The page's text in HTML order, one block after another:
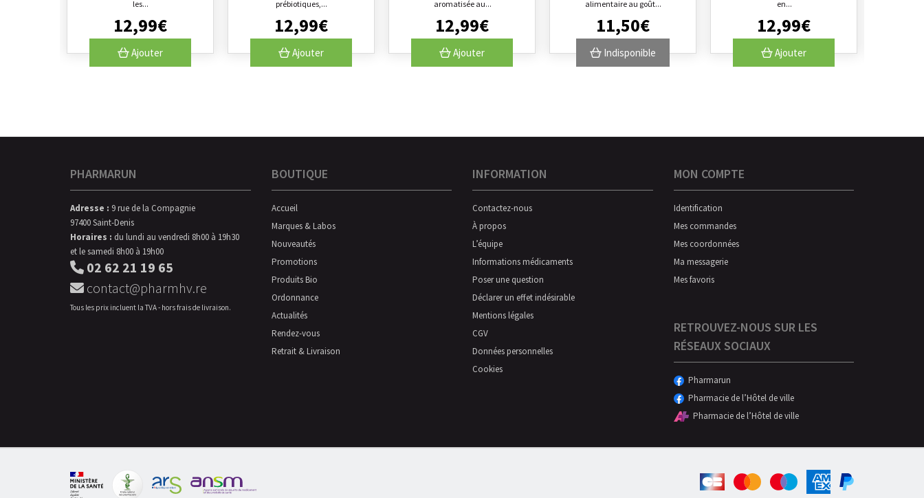
les...
12,99€
Ajouter
prébiotiques,...
12,99€
Ajouter
aromatisée au...
12,99€
Ajouter
alimentaire au goût...
11,50€
Indisponible
en...
12,99€
Ajouter
PHARMARUN
Adresse : 9 rue de la Compagnie
97400 Saint-Denis
Horaires : du lundi au vendredi 8h00 à 19h30
et le samedi 8h00 à 19h00
02 62 21 19 65
contact@pharmhv.re
Tous les prix incluent la TVA - hors frais de livraison.
BOUTIQUE
Accueil
Marques & Labos
Nouveautés
Promotions
Produits Bio
Ordonnance
Actualités
Rendez-vous
Retrait & Livraison
INFORMATION
Contactez-nous
À propos
L’équipe
Informations médicaments
Poser une question
Déclarer un effet indésirable
Mentions légales
CGV
Données personnelles
Cookies
MON COMPTE
Identification
Mes commandes
Mes coordonnées
Ma messagerie
Mes favoris
RETROUVEZ-NOUS SUR LES
RÉSEAUX SOCIAUX
Pharmarun
Pharmacie de l’Hôtel de ville
Pharmacie de l’Hôtel de ville